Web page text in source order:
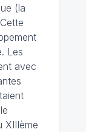
(la
Les
avec
XIIIème